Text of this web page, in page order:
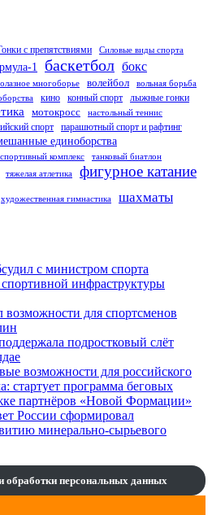
с препятствиями Силовые виды спорта
1 баскетбол бокс
многоборье волейбол
вольная борьба
кино конный спорт лыжные гонки
мотокросс настольный теннис
спорт
парашютный спорт и рафтинг
единоборства
спортивный комплекс танковый биатлон
тяжелая атлетика фигурное катание
художественная гимнастика шахматы
с министром спорта
инфраструктуры
для спортсменов
подростковый слёт
возможности для российского
стартует программа беговых
партнёров «Новой Формации»
России сформировал
минерально-сырьевого
обработки персональных данных